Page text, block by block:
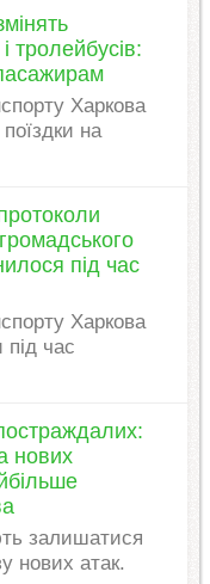
тролейбусів:
Харкова
на
під час
Харкова
час
нових
залишатися
нових атак.